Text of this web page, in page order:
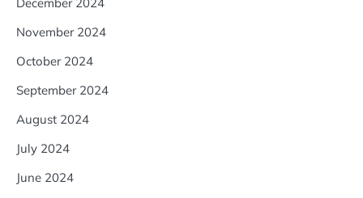
November 2024
October 2024
September 2024
August 2024
July 2024
June 2024